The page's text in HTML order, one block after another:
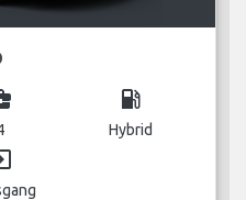
local_gas_station
Hybrid